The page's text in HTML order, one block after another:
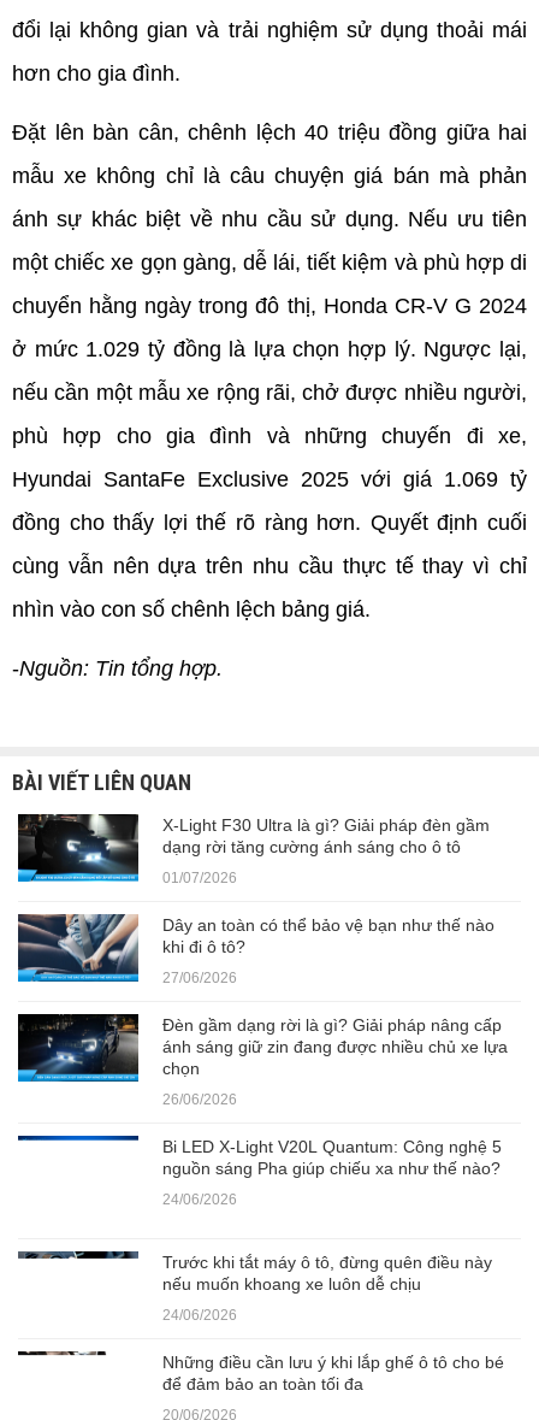
đổi lại không gian và trải nghiệm sử dụng thoải mái
hơn cho gia đình.
Đặt lên bàn cân, chênh lệch 40 triệu đồng giữa hai
mẫu xe không chỉ là câu chuyện giá bán mà phản
ánh sự khác biệt về nhu cầu sử dụng. Nếu ưu tiên
một chiếc xe gọn gàng, dễ lái, tiết kiệm và phù hợp di
chuyển hằng ngày trong đô thị, Honda CR-V G 2024
ở mức 1.029 tỷ đồng là lựa chọn hợp lý. Ngược lại,
nếu cần một mẫu xe rộng rãi, chở được nhiều người,
phù hợp cho gia đình và những chuyến đi xe,
Hyundai SantaFe Exclusive 2025 với giá 1.069 tỷ
đồng cho thấy lợi thế rõ ràng hơn. Quyết định cuối
cùng vẫn nên dựa trên nhu cầu thực tế thay vì chỉ
nhìn vào con số chênh lệch bảng giá.
-Nguồn: Tin tổng hợp.
BÀI VIẾT LIÊN QUAN
X-Light F30 Ultra là gì? Giải pháp đèn gầm
dạng rời tăng cường ánh sáng cho ô tô
01/07/2026
Dây an toàn có thể bảo vệ bạn như thế nào
khi đi ô tô?
27/06/2026
Đèn gầm dạng rời là gì? Giải pháp nâng cấp
ánh sáng giữ zin đang được nhiều chủ xe lựa
chọn
26/06/2026
Bi LED X-Light V20L Quantum: Công nghệ 5
nguồn sáng Pha giúp chiếu xa như thế nào?
24/06/2026
Trước khi tắt máy ô tô, đừng quên điều này
nếu muốn khoang xe luôn dễ chịu
24/06/2026
Những điều cần lưu ý khi lắp ghế ô tô cho bé
để đảm bảo an toàn tối đa
20/06/2026